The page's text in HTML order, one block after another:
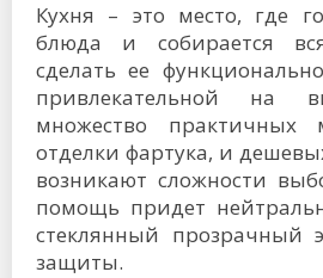
Кухня – это место, где
блюда и собирается
сделать ее
привлекательной на
множество практичных
отделки фартука, и
возникают сложности
помощь придет
стеклянный прозрачный
защиты.